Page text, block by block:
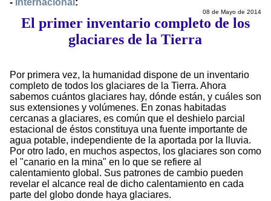
- Internacional :
08 de Mayo de 2014
El primer inventario completo de los
glaciares de la Tierra
Por primera vez, la humanidad dispone de un inventario
completo de todos los glaciares de la Tierra. Ahora
sabemos cuántos glaciares hay, dónde están, y cuáles son
sus extensiones y volúmenes. En zonas habitadas
cercanas a glaciares, es común que el deshielo parcial
estacional de éstos constituya una fuente importante de
agua potable, independiente de la aportada por la lluvia.
Por otro lado, en muchos aspectos, los glaciares son como
el "canario en la mina" en lo que se refiere al
calentamiento global. Sus patrones de cambio pueden
revelar el alcance real de dicho calentamiento en cada
parte del globo donde haya glaciares.